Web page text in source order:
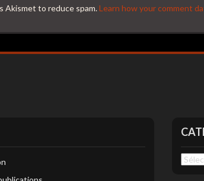
Akismet to reduce spam.Learn how your comment